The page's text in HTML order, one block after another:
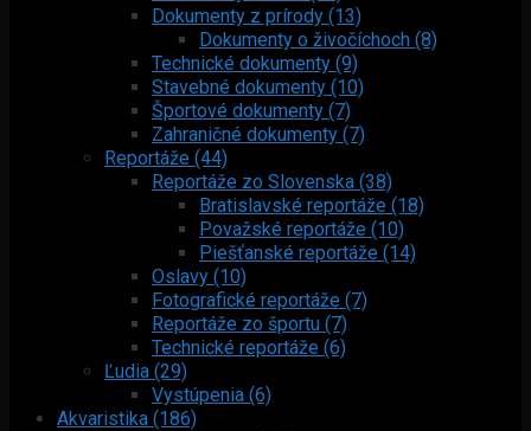
Dokumenty z prírody (13)
Dokumenty o živočíchoch (8)
Technické dokumenty (9)
Stavebné dokumenty (10)
Športové dokumenty (7)
Zahraničné dokumenty (7)
Reportáže (44)
Reportáže zo Slovenska (38)
Bratislavské reportáže (18)
Považské reportáže (10)
Piešťanské reportáže (14)
Oslavy (10)
Fotografické reportáže (7)
Reportáže zo športu (7)
Technické reportáže (6)
Ľudia (29)
Vystúpenia (6)
Akvaristika (186)